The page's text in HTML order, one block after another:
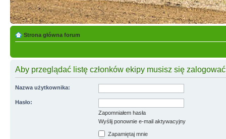
Strona główna forum
Aby przeglądać listę członków ekipy musisz się
Nazwa użytkownika:
Hasło:
Zapomniałem hasła
Wyślij ponownie e-mail aktywacyjny
Zapamiętaj mnie